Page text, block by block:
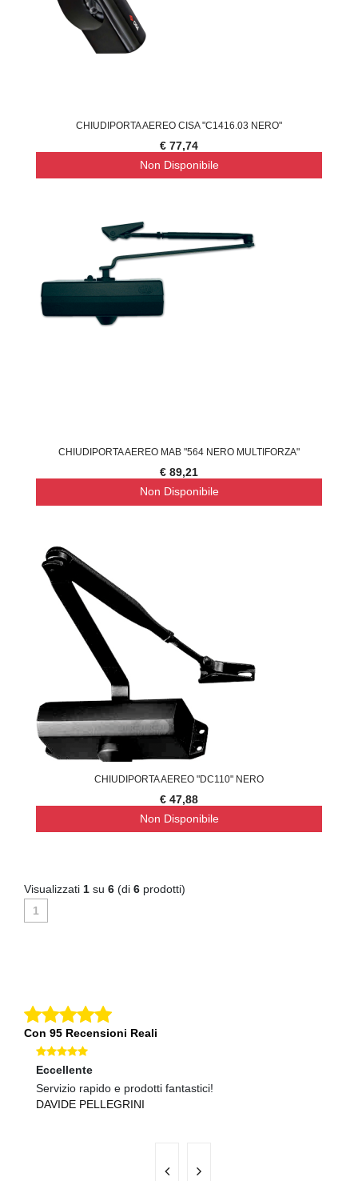
CHIUDIPORTA AEREO CISA "C1416.03 NERO"
€ 77,74
Non Disponibile
CHIUDIPORTA AEREO MAB "564 NERO MULTIFORZA"
€ 89,21
Non Disponibile
CHIUDIPORTA AEREO "DC110" NERO
€ 47,88
Non Disponibile
Visualizzati 1 su 6 (di 6 prodotti)
1
Con 95 Recensioni Reali
Eccellente
Servizio rapido e prodotti fantastici!
DAVIDE PELLEGRINI